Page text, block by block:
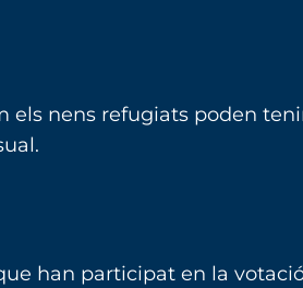
els nens refugiats poden
han participat en la